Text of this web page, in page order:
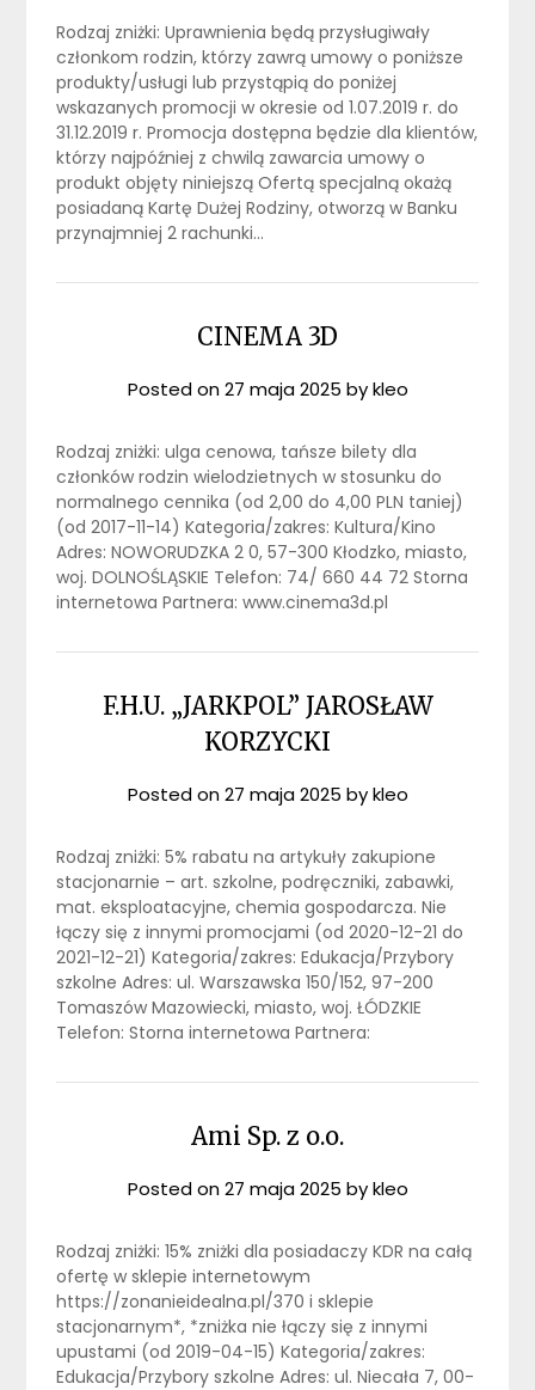
Rodzaj zniżki: Uprawnienia będą przysługiwały
członkom rodzin, którzy zawrą umowy o poniższe
produkty/usługi lub przystąpią do poniżej
wskazanych promocji w okresie od 1.07.2019 r. do
31.12.2019 r. Promocja dostępna będzie dla klientów,
którzy najpóźniej z chwilą zawarcia umowy o
produkt objęty niniejszą Ofertą specjalną okażą
posiadaną Kartę Dużej Rodziny, otworzą w Banku
przynajmniej 2 rachunki…
CINEMA 3D
Posted on27 maja 2025 bykleo
Rodzaj zniżki: ulga cenowa, tańsze bilety dla
członków rodzin wielodzietnych w stosunku do
normalnego cennika (od 2,00 do 4,00 PLN taniej)
(od 2017-11-14) Kategoria/zakres: Kultura/Kino
Adres: NOWORUDZKA 2 0, 57-300 Kłodzko, miasto,
woj. DOLNOŚLĄSKIE Telefon: 74/ 660 44 72 Storna
internetowa Partnera: www.cinema3d.pl
F.H.U. „JARKPOL” JAROSŁAW
KORZYCKI
Posted on27 maja 2025 bykleo
Rodzaj zniżki: 5% rabatu na artykuły zakupione
stacjonarnie – art. szkolne, podręczniki, zabawki,
mat. eksploatacyjne, chemia gospodarcza. Nie
łączy się z innymi promocjami (od 2020-12-21 do
2021-12-21) Kategoria/zakres: Edukacja/Przybory
szkolne Adres: ul. Warszawska 150/152, 97-200
Tomaszów Mazowiecki, miasto, woj. ŁÓDZKIE
Telefon: Storna internetowa Partnera:
Ami Sp. z o.o.
Posted on27 maja 2025 bykleo
Rodzaj zniżki: 15% zniżki dla posiadaczy KDR na całą
ofertę w sklepie internetowym
https://zonanieidealna.pl/370 i sklepie
stacjonarnym*, *zniżka nie łączy się z innymi
upustami (od 2019-04-15) Kategoria/zakres:
Edukacja/Przybory szkolne Adres: ul. Niecała 7, 00-